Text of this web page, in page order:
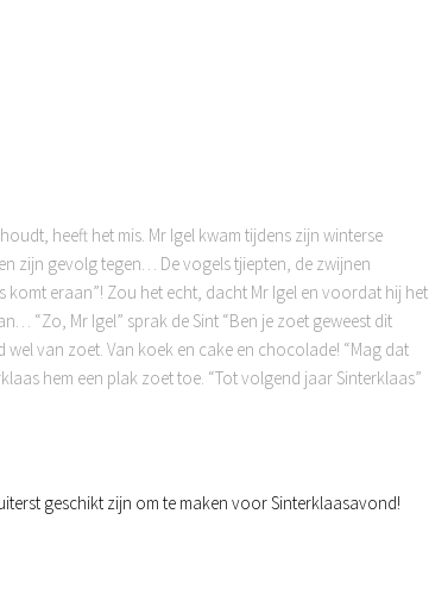
heeft het mis. Mr Igel kwam tijdens zijn winterse
zijn gevolg tegen… De vogels tjiepten, de zwijnen
eraan”! Zou het echt, dacht Mr Igel en voordat hij het
“Zo, Mr Igel” sprak de Sint “Ben je zoet geweest dit
wel van zoet. Van koek en cake en chocolade! “Mag dat
hem een plak zoet toe. “Tot volgend jaar Sinterklaas”
geschikt zijn om te maken voor Sinterklaasavond!